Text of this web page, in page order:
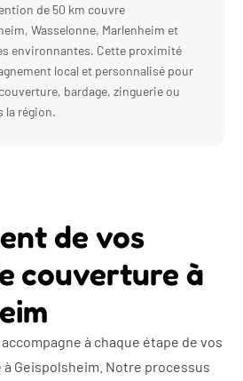
de 50 km couvre
Wasselonne, Marlenheim et
environnantes. Cette proximité
local et personnalisé pour
bardage, zinguerie ou
la région.
de vos
couverture à
accompagne à chaque étape de vos
Geispolsheim. Notre processus